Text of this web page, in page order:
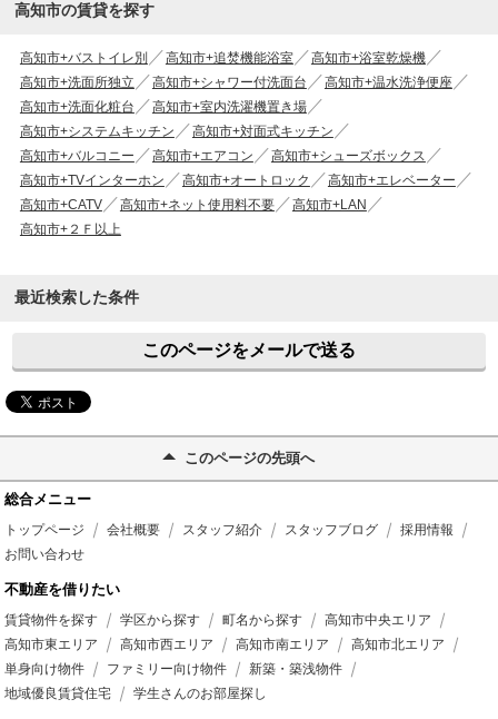
高知市の賃貸を探す
高知市+バストイレ別 高知市+追焚機能浴室
高知市+浴室乾燥機
高知市+洗面所独立
高知市+シャワー付洗面台
高知市+温水洗浄便座
高知市+洗面化粧台
高知市+室内洗濯機置き場
高知市+システムキッチン
高知市+対面式キッチン
高知市+バルコニー
高知市+エアコン
高知市+シューズボックス
高知市+TVインターホン
高知市+オートロック
高知市+エレベーター
高知市+CATV
高知市+ネット使用料不要
高知市+LAN
高知市+２Ｆ以上
最近検索した条件
このページをメールで送る
このページの先頭へ
総合メニュー
トップページ 会社概要 スタッフ紹介 スタッフブログ
採用情報
お問い合わせ
不動産を借りたい
賃貸物件を探す 学区から探す 町名から探す
高知市中央エリア
高知市東エリア
高知市西エリア 高知市南エリア
高知市北エリア
単身向け物件
ファミリー向け物件
新築・築浅物件
地域優良賃貸住宅
学生さんのお部屋探し